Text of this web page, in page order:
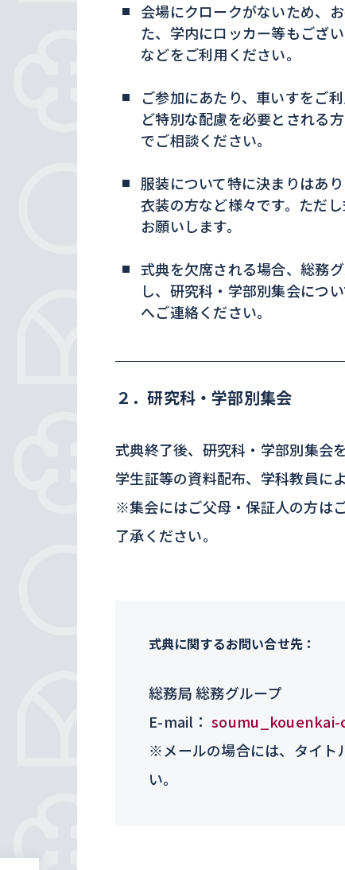
会場にクロークがないため、
た、学内にロッカー等もござ
などをご利用ください。
ご参加にあたり、車いすをご
ど特別な配慮を必要とされる
でご相談ください。
服装について特に決まりはあ
衣装の方など様々です。ただ
お願いします。
式典を欠席される場合、総務
し、研究科・学部別集会につ
へご連絡ください。
２．研究科・学部別集会
式典終了後、研究科・学部別集会
学生証等の資料配布、学科教員に
※集会にはご父母・保証人の方は
了承ください。
式典に関するお問い合せ先：
総務局 総務グループ
E-mail：soumu_kouenkai-
※メールの場合には、タイト
い。